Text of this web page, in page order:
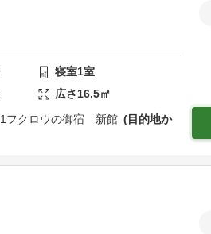
寝室1室
広さ16.5㎡
フクロウの御宿 新館
目的地か